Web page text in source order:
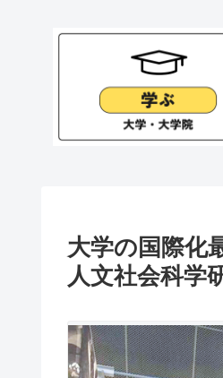
大学の国際化
人文社会科学